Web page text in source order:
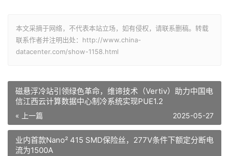
本文采摘于网络，不代表本站立场，如有侵权，请联系删稿。转载
联系作者并注明出处：http://www.china-
datacenter.com/show-1158.html
磁悬浮冷站引领绿色革命，维谛技术（Vertiv）助力中国电
信江西云计算数据中心制冷系统实现PUE1.2
« 上一篇 2025-05-27
业内首款Nano² 415 SMD保险丝，277V条件下额定分断电
流为1500A